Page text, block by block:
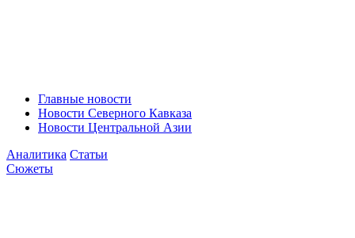
Главные новости
Новости Северного Кавказа
Новости Центральной Азии
Аналитика Статьи
Сюжеты